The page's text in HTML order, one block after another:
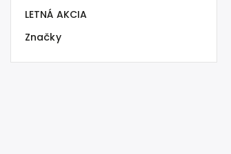
LETNÁ AKCIA
Značky